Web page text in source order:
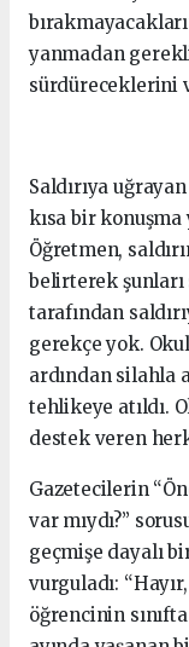
yanmadan
sürdüreceklerini
Saldırıya
kısa bir konuşma
Öğretmen,
belirterek şunları
tarafından
gerekçe yok.
ardından silahla
tehlikeye atıldı.
destek veren
Gazetecilerin
var mıydı?”
geçmişe dayalı
vurguladı:
öğrencinin